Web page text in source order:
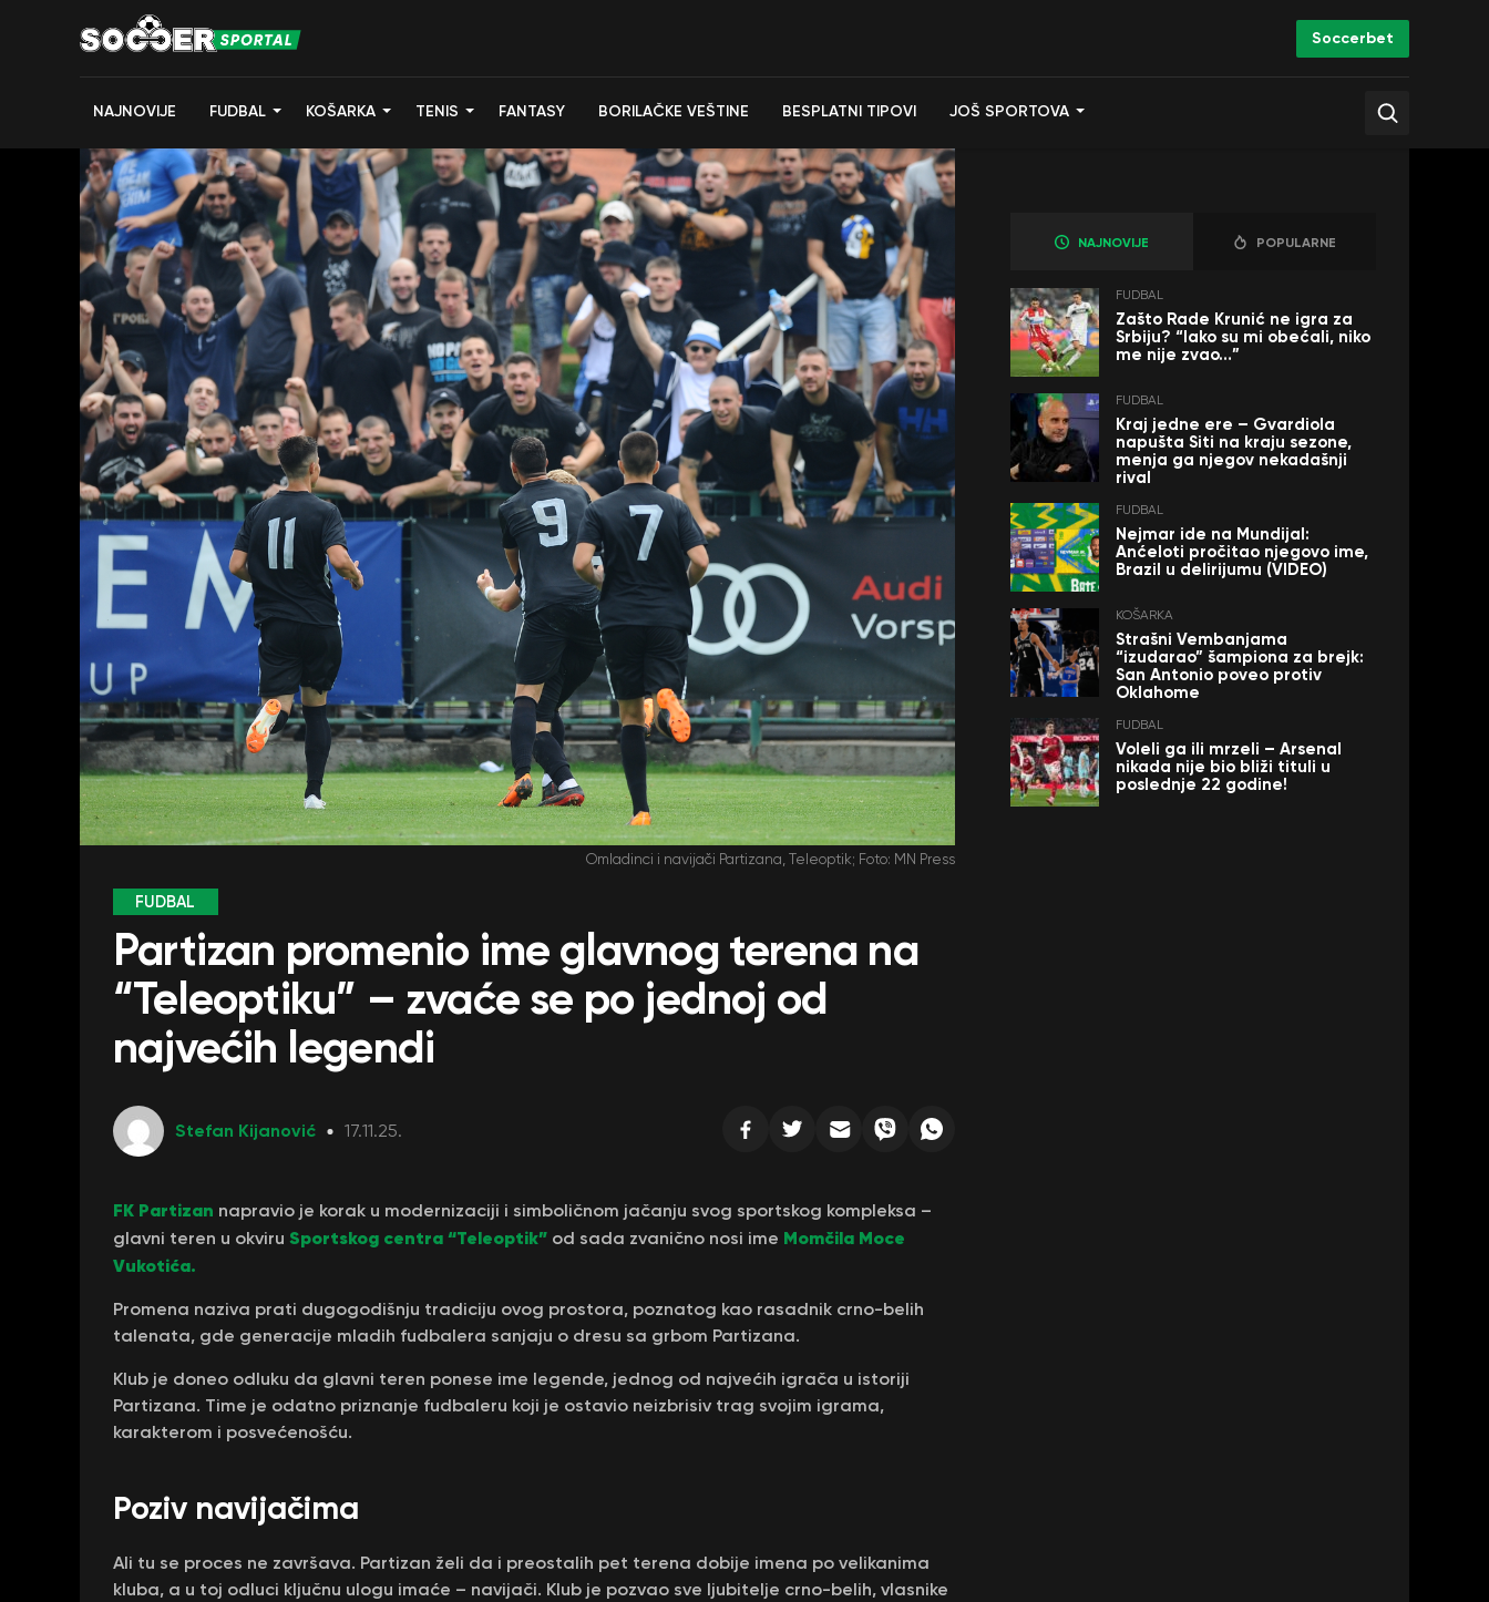
Soccerbet
NAJNOVIJE FUDBAL KOŠARKA TENIS FANTASY BORILAČKE VEŠTINE BESPLATNI TIPOVI JOŠ SPORTOVA
Omladinci i navijači Partizana, Teleoptik; Foto: MN Press
FUDBAL
Partizan promenio ime glavnog terena na
“Teleoptiku” – zvaće se po jednoj od
najvećih legendi
Stefan Kijanović 17.11.25.
FK Partizan napravio je korak u modernizaciji i simboličnom jačanju svog sportskog kompleksa –
glavni teren u okviru Sportskog centra “Teleoptik” od sada zvanično nosi ime Momčila Moce
Vukotića.
Promena naziva prati dugogodišnju tradiciju ovog prostora, poznatog kao rasadnik crno-belih
talenata, gde generacije mladih fudbalera sanjaju o dresu sa grbom Partizana.
Klub je doneo odluku da glavni teren ponese ime legende, jednog od najvećih igrača u istoriji
Partizana. Time je odatno priznanje fudbaleru koji je ostavio neizbrisiv trag svojim igrama,
karakterom i posvećenošću.
Poziv navijačima
Ali tu se proces ne završava. Partizan želi da i preostalih pet terena dobije imena po velikanima
kluba, a u toj odluci ključnu ulogu imaće – navijači. Klub je pozvao sve ljubitelje crno-belih, vlasnike
NAJNOVIJE POPULARNE
FUDBAL
Zašto Rade Krunić ne igra za
Srbiju? “Iako su mi obećali, niko
me nije zvao…”
FUDBAL
Kraj jedne ere – Gvardiola
napušta Siti na kraju sezone,
menja ga njegov nekadašnji
rival
FUDBAL
Nejmar ide na Mundijal:
Anćeloti pročitao njegovo ime,
Brazil u delirijumu (VIDEO)
KOŠARKA
Strašni Vembanjama
“izudarao” šampiona za brejk:
San Antonio poveo protiv
Oklahome
FUDBAL
Voleli ga ili mrzeli – Arsenal
nikada nije bio bliži tituli u
poslednje 22 godine!